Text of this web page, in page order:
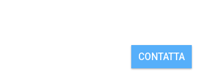
CONTATTA